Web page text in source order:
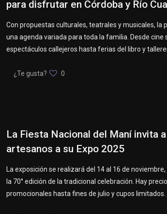
para disfrutar en Córdoba y Río
Con propuestas culturales, teatrales y musicales, la
una agenda variada para toda la familia. Desde cine
espectáculos callejeros hasta ferias del libro y
¿Te gusta? 0
La Fiesta Nacional del Maní invita
artesanos a su Expo 2025
La exposición se realizará del 14 al 16 de
la 70° edición de la tradicional celebración. Hay
promocionales hasta fines de julio y cupos limitados.